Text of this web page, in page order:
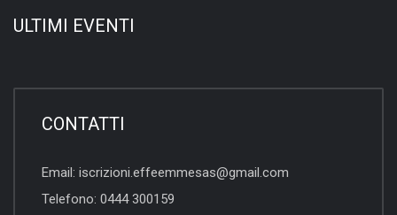
ULTIMI EVENTI
CONTATTI
Email: iscrizioni.effeemmesas@gmail.com
Telefono: 0444 300159